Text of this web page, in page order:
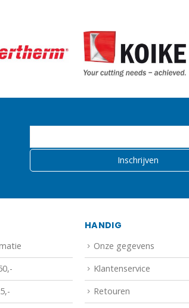
HANDIG
Onze gegevens
Klantenservice
Retouren